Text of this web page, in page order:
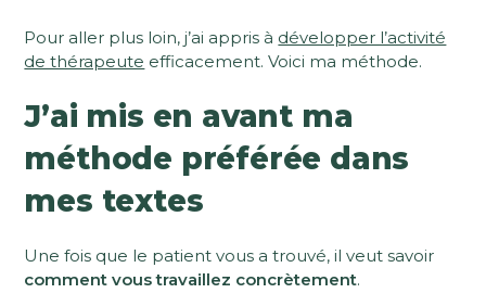
Pour aller plus loin, j’ai appris à développer l’activité
de thérapeute efficacement. Voici ma méthode.
J’ai mis en avant ma
méthode préférée dans
mes textes
Une fois que le patient vous a trouvé, il veut savoir
comment vous travaillez concrètement.